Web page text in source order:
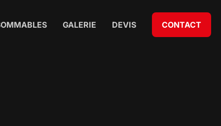
GALERIE DEVIS CONTACT